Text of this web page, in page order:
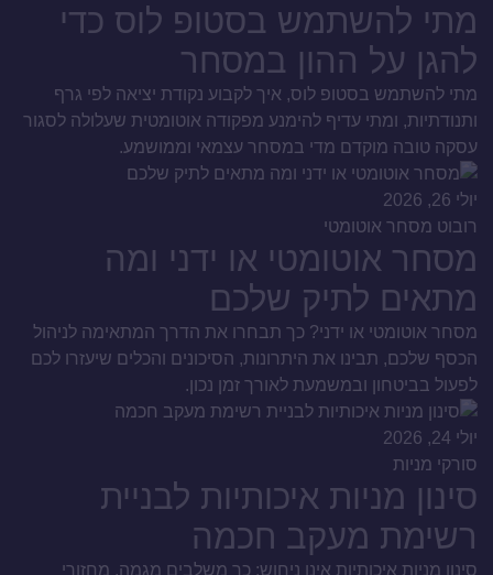
מתי להשתמש בסטופ לוס כדי
להגן על ההון במסחר
מתי להשתמש בסטופ לוס, איך לקבוע נקודת יציאה לפי גרף
ותנודתיות, ומתי עדיף להימנע מפקודה אוטומטית שעלולה לסגור
עסקה טובה מוקדם מדי במסחר עצמאי וממושמע.
יולי 26, 2026
רובוט מסחר אוטומטי
מסחר אוטומטי או ידני ומה
מתאים לתיק שלכם
מסחר אוטומטי או ידני? כך תבחרו את הדרך המתאימה לניהול
הכסף שלכם, תבינו את היתרונות, הסיכונים והכלים שיעזרו לכם
לפעול בביטחון ובמשמעת לאורך זמן נכון.
יולי 24, 2026
סורקי מניות
סינון מניות איכותיות לבניית
רשימת מעקב חכמה
סינון מניות איכותיות אינו ניחוש: כך משלבים מגמה, מחזורי